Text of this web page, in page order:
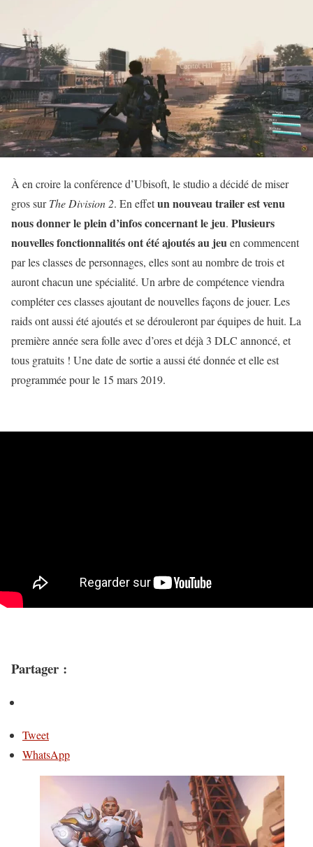
À en croire la conférence d’Ubisoft, le studio a décidé de miser
gros surThe Division 2. En effetun nouveau trailer est venu
nous donner le plein d’infos concernant le jeu. Plusieurs
nouvelles fonctionnalités ont été ajoutés au jeuen commencent
par les classes de personnages, elles sont au nombre de trois et
auront chacun une spécialité. Un arbre de compétence viendra
compléter ces classes ajoutant de nouvelles façons de jouer. Les
raids ont aussi été ajoutés et se dérouleront par équipes de huit. La
première année sera folle avec d’ores et déjà 3 DLC annoncé, et
tous gratuits ! Une date de sortie a aussi été donnée et elle est
programmée pour le 15 mars 2019.
Partager :
Tweet
WhatsApp